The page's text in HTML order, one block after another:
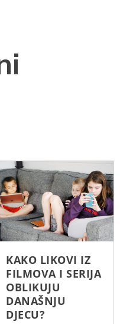
KAKO LIKOVI IZ
FILMOVA I SERIJA
OBLIKUJU
DANAŠNJU
DJECU?